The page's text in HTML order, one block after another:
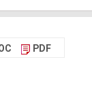
PDF